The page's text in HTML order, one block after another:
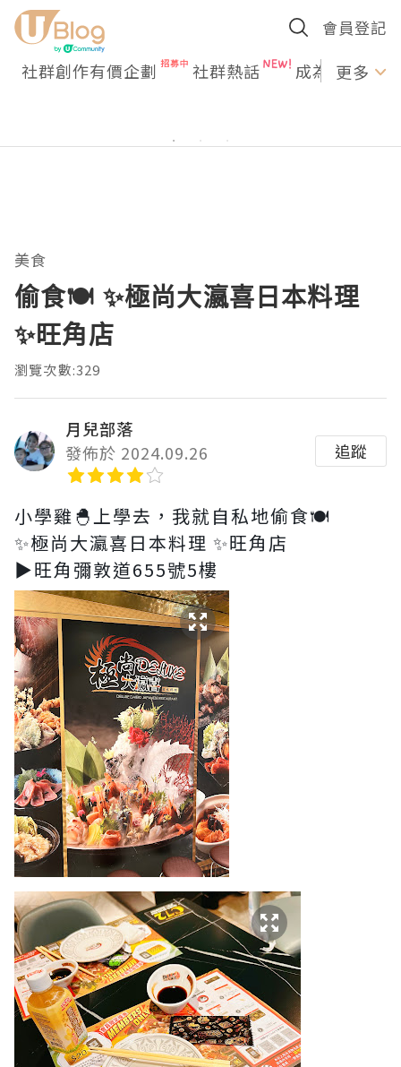
會員登記
社群創作有價企劃 社群熱話 成為U更多
美食
偷食🍽️ ✨極尚大瀛喜日本料理
✨旺角店
瀏覽次數:329
月兒部落
發佈於 2024.09.26
追蹤
小學雞🐣上學去，我就自私地偷食🍽️
✨極尚大瀛喜日本料理 ✨旺角店
▶️旺角彌敦道655號5樓